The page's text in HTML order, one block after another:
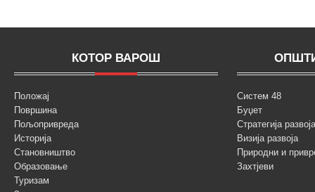
КОТОР ВАРОШ
Положај
Површина
Пољопривреда
Историја
Становништво
Образовање
Туризам
Систем 48
Буџет
Стратегија
Визија развоја
Природни и
Захтјеви